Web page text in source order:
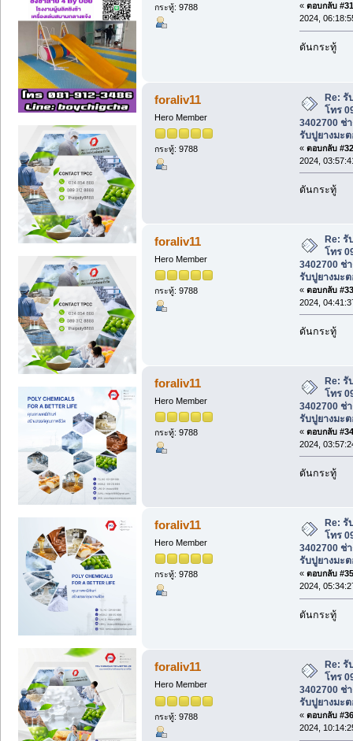
กระทู้: 9788 « ตอบกลับ
2024,
ดันกระทู้
foraliv11
Hero Member
กระทู้: 9788
Re: รั
โทร
3402700 ช่
รับปูยางมะต
« ตอบกลับ
2024,
ดันกระทู้
foraliv11
Hero Member
กระทู้: 9788
Re: รั
โทร
3402700 ช่
รับปูยางมะต
« ตอบกลับ
2024,
ดันกระทู้
foraliv11
Hero Member
กระทู้: 9788
Re: รั
โทร
3402700 ช่
รับปูยางมะต
« ตอบกลับ
2024,
ดันกระทู้
foraliv11
Hero Member
กระทู้: 9788
Re: รั
โทร
3402700 ช่
รับปูยางมะต
« ตอบกลับ
2024,
ดันกระทู้
foraliv11
Hero Member
กระทู้: 9788
Re: รั
โทร
3402700 ช่
รับปูยางมะต
« ตอบกลับ
2024,